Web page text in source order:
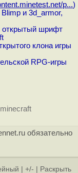
p...)
и 3d_armor,
открытый шрифт
клона игры
RPG-игры
обязательно
+/-
Раскрыть